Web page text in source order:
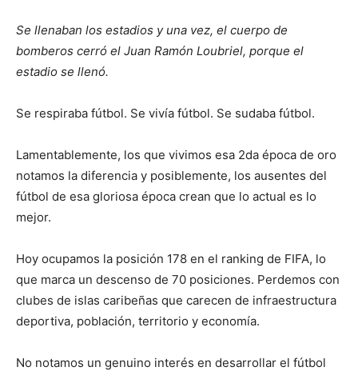
Se llenaban los estadios y una vez, el cuerpo de
bomberos cerró el Juan Ramón Loubriel, porque el
estadio se llenó.
Se respiraba fútbol. Se vivía fútbol. Se sudaba fútbol.
Lamentablemente, los que vivimos esa 2da época de oro
notamos la diferencia y posiblemente, los ausentes del
fútbol de esa gloriosa época crean que lo actual es lo
mejor.
Hoy ocupamos la posición 178 en el ranking de FIFA, lo
que marca un descenso de 70 posiciones. Perdemos con
clubes de islas caribeñas que carecen de infraestructura
deportiva, población, territorio y economía.
No notamos un genuino interés en desarrollar el fútbol